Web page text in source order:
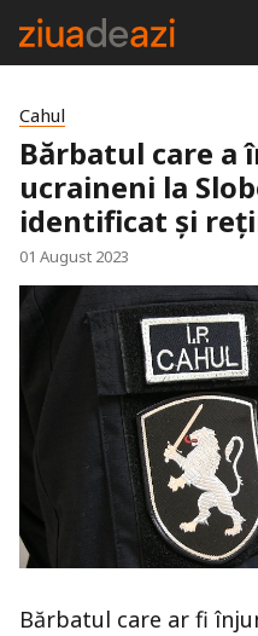
Cahul
Bărbatul care a
ucraineni la
identificat și
01 August 2023
Bărbatul care ar fi